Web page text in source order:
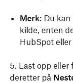
Merk: Du
kilde, enten
HubSpot
5. Last opp eller
deretter på